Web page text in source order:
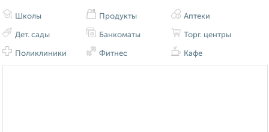
Школы
Дет. сады
Поликлиники
Продукты
Банкоматы
Фитнес
Аптеки
Торг. центры
Кафе